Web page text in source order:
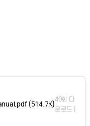
(514.7K)
40회 다
운로드 |